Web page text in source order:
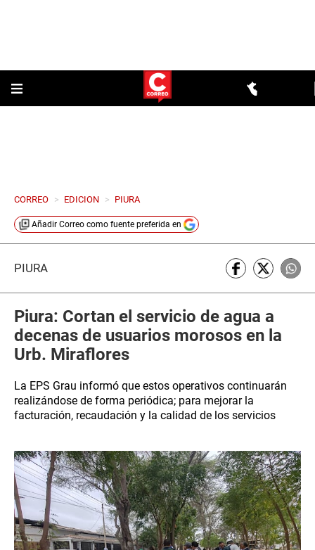
CORREO > EDICION > PIURA
Añadir Correo como fuente preferida en
PIURA
Piura: Cortan el servicio de agua a
decenas de usuarios morosos en la
Urb. Miraflores
La EPS Grau informó que estos operativos continuarán
realizándose de forma periódica; para mejorar la
facturación, recaudación y la calidad de los servicios